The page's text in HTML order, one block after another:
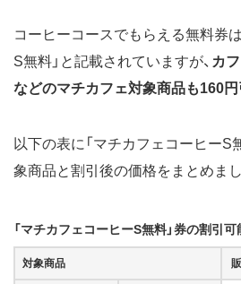
コーヒーコースでもらえる無料券
S無料」と記載されていますが、 カ
などのマチカフェ対象商品も160
以下の表に「マチカフェコーヒーS
象商品と割引後の価格をまとめまし
「マチカフェコーヒーS無料」券の割引
対象商品